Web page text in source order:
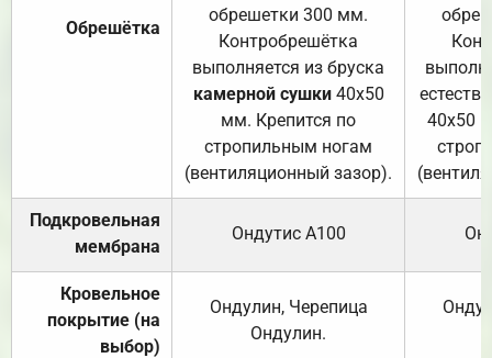
Обрешётка
обрешетки 300 мм.
Контробрешётка
выполняется из бруска
камерной сушки40х50
мм. Крепится по
стропильным ногам
(вентиляционный зазор).
40х50
Подкровельная
мембрана
Ондутис А100
Кровельное
покрытие (на
выбор)
Ондулин, Черепица
Ондулин.